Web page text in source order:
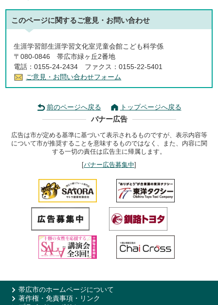
このページに関するご意見・お問い合わせ
生涯学習部生涯学習文化室児童会館こども科学係
〒080-0846 帯広市緑ヶ丘2番地
電話：0155-24-2434 ファクス：0155-22-5401
ご意見・お問い合わせフォーム
前のページへ戻る トップページへ戻る
バナー広告
広告は市が定める基準に基づいて表示されるものですが、表示内容等
について市が推奨することを意味するものではなく、また、内容に関
する一切の責任は広告主に帰属します。
[バナー広告募集中]
帯広市のホームページについて
著作権・免責事項・リンク